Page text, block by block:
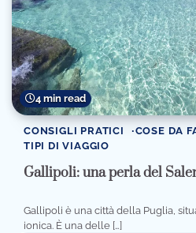
4 min read
CONSIGLI PRATICI COSE DA
TIPI DI VIAGGIO
Gallipoli: una perla del
Gallipoli è una città della Puglia,
ionica. È una delle […]